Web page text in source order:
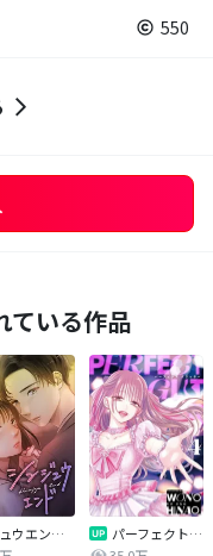
550
ている作品
シンジュウエンド【タテヨミ】
パーフェクトグリッター